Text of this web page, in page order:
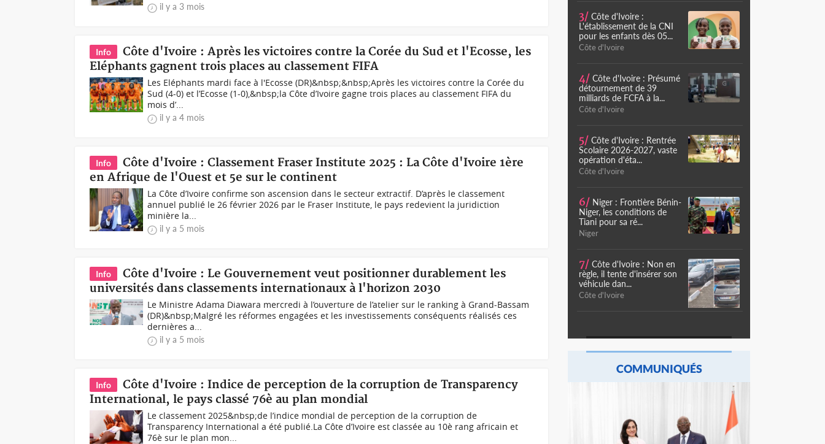
il y a 3 mois
Info
Côte d'Ivoire : Après les victoires contre la Corée du Sud et l'Ecosse, les
Eléphants gagnent trois places au classement FIFA
Les Eléphants mardi face à l'Ecosse (DR)&nbsp;&nbsp;Après les victoires contre la Corée du
Sud (4-0) et l’Ecosse (1-0),&nbsp;la Côte d’Ivoire gagne trois places au classement FIFA du
mois d’...
il y a 4 mois
Info
Côte d'Ivoire : Classement Fraser Institute 2025 : La Côte d'Ivoire 1ère
en Afrique de l'Ouest et 5e sur le continent
La Côte d’Ivoire confirme son ascension dans le secteur extractif. D’après le classement
annuel publié le 26 février 2026 par le Fraser Institute, le pays redevient la juridiction
minière la...
il y a 5 mois
Info
Côte d'Ivoire : Le Gouvernement veut positionner durablement les
universités dans classements internationaux à l'horizon 2030
Le Ministre Adama Diawara mercredi à l’ouverture de l’atelier sur le ranking à Grand-Bassam
(DR)&nbsp;Malgré les réformes engagées et les investissements conséquents réalisés ces
dernières a...
il y a 5 mois
Info
Côte d'Ivoire : Indice de perception de la corruption de Transparency
International, le pays classé 76è au plan mondial
Le classement 2025&nbsp;de l’indice mondial de perception de la corruption de
Transparency International a été publié.La Côte d’Ivoire est classée au 10è rang africain et
76è sur le plan mon...
3/ Côte d'Ivoire :
L'établissement de la CNI
pour les enfants dès 05...
Côte d'Ivoire
4/ Côte d'Ivoire : Présumé
détournement de 39
milliards de FCFA à la...
Côte d'Ivoire
5/ Côte d'Ivoire : Rentrée
Scolaire 2026-2027, vaste
opération d'éta...
Côte d'Ivoire
6/ Niger : Frontière Bénin-
Niger, les conditions de
Tiani pour sa ré...
Niger
7/ Côte d'Ivoire : Non en
règle, il tente d'insérer son
véhicule dan...
Côte d'Ivoire
COMMUNIQUÉS